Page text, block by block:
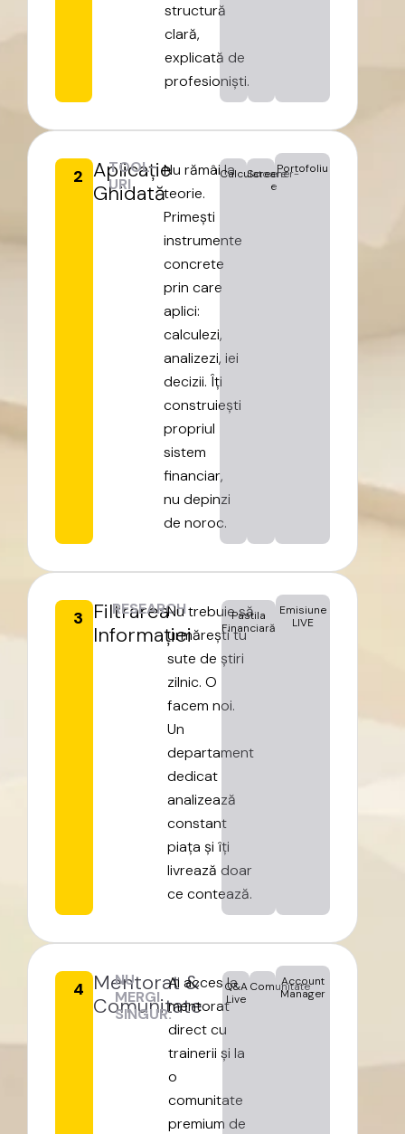
structură
clară,
explicată de
profesioniști.
2 Aplicație
Ghidată
TOOL-
URI
Nu rămâila
teorie.
Primești
instrumente
concrete
prin care
aplici:
calculezi,
analizezi, iei
decizii. Îți
construiești
propriul
sistem
financiar,
nu depinzi
de noroc.
Calculatoare
Screener-
e
Portofoliu
3 Filtrarea
Informației
RESEARCH
Nu trebuie să
urmăreștitu
sute de știri
zilnic. O
facem noi.
Un
departament
dedicat
analizează
constant
piața și îți
livrează doar
ce contează.
Pastila
Financiară
Emisiune
LIVE
4 Mentorat &
Comunitate
NU
MERGI
SINGUR.
Ai acces la
mentorat
direct cu
trainerii și la
o
comunitate
premium de
Q&A
Live
Comunitate
Account
Manager